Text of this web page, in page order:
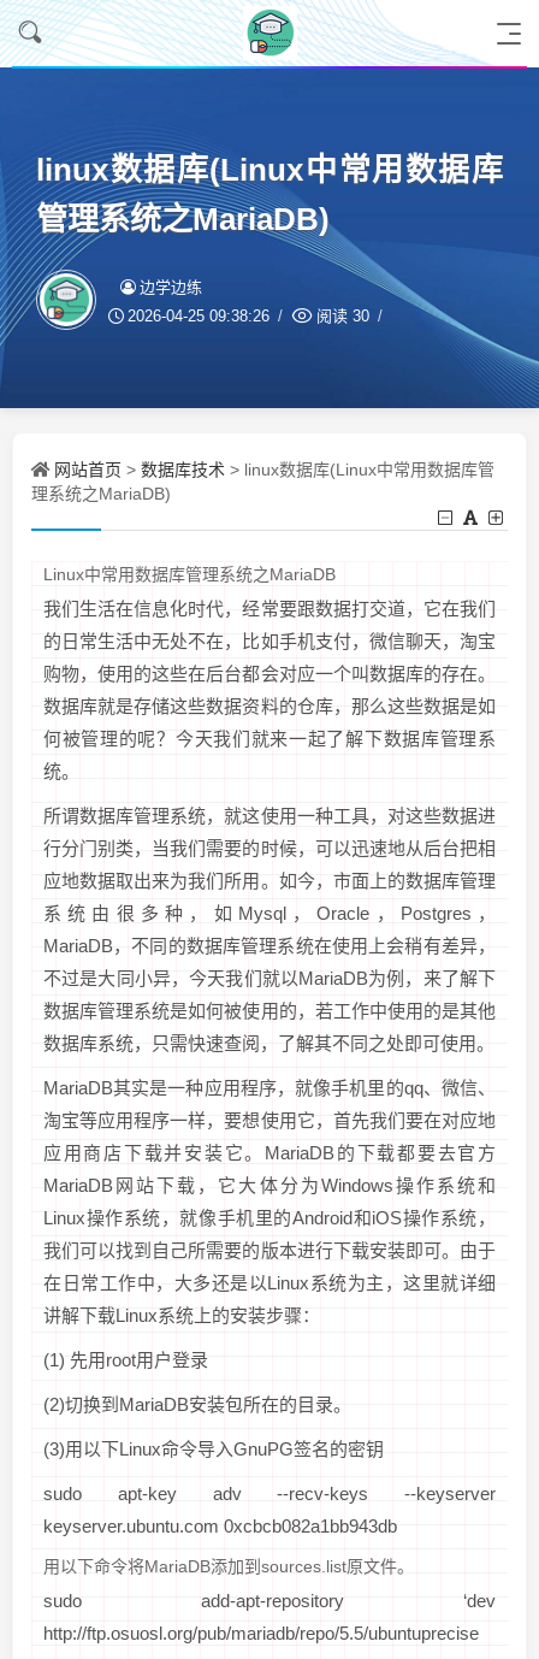
linux数据库(Linux中常用数据库
管理系统之MariaDB)
边学边练
2026-04-25 09:38:26 阅读 30
网站首页 > 数据库技术 > linux数据库(Linux中常用数据库管
理系统之MariaDB)
Linux中常用数据库管理系统之MariaDB
我们生活在信息化时代，经常要跟数据打交道，它在我们
的日常生活中无处不在，比如手机支付，微信聊天，淘宝
购物，使用的这些在后台都会对应一个叫数据库的存在。
数据库就是存储这些数据资料的仓库，那么这些数据是如
何被管理的呢？今天我们就来一起了解下数据库管理系
统。
所谓数据库管理系统，就这使用一种工具，对这些数据进
行分门别类，当我们需要的时候，可以迅速地从后台把相
应地数据取出来为我们所用。如今，市面上的数据库管理
系统由很多种，如Mysql，Oracle，Postgres，
MariaDB，不同的数据库管理系统在使用上会稍有差异，
不过是大同小异，今天我们就以MariaDB为例，来了解下
数据库管理系统是如何被使用的，若工作中使用的是其他
数据库系统，只需快速查阅，了解其不同之处即可使用。
MariaDB其实是一种应用程序，就像手机里的qq、微信、
淘宝等应用程序一样，要想使用它，首先我们要在对应地
应用商店下载并安装它。MariaDB的下载都要去官方
MariaDB网站下载，它大体分为Windows操作系统和
Linux操作系统，就像手机里的Android和iOS操作系统，
我们可以找到自己所需要的版本进行下载安装即可。由于
在日常工作中，大多还是以Linux系统为主，这里就详细
讲解下载Linux系统上的安装步骤：
(1) 先用root用户登录
(2)切换到MariaDB安装包所在的目录。
(3)用以下Linux命令导入GnuPG签名的密钥
sudo apt-key adv --recv-keys --keyserver
keyserver.ubuntu.com 0xcbcb082a1bb943db
用以下命令将MariaDB添加到sources.list原文件。
sudo add-apt-repository ‘dev
http://ftp.osuosl.org/pub/mariadb/repo/5.5/ubuntuprecise